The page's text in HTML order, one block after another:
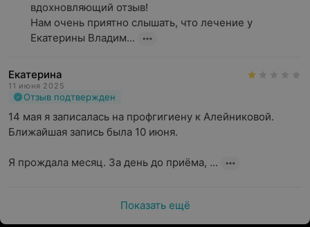
вдохновляющий отзыв!
Нам очень приятно слышать, что лечение у
Екатерины Владим...
Екатерина
11 июня 2025
Отзыв подтвержден
14 мая я записалась на профгигиену к Алейниковой.
Ближайшая запись была 10 июня.
Я прождала месяц. За день до приёма, ...
Показать ещё